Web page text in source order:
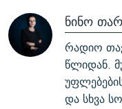
ნინო
რადიო
წლიდან.
და სხვა